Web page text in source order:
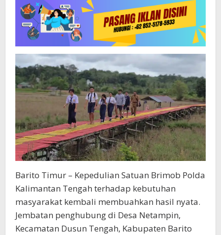
Barito Timur – Kepedulian Satuan Brimob Polda
Kalimantan Tengah terhadap kebutuhan
masyarakat kembali membuahkan hasil nyata.
Jembatan penghubung di Desa Netampin,
Kecamatan Dusun Tengah, Kabupaten Barito